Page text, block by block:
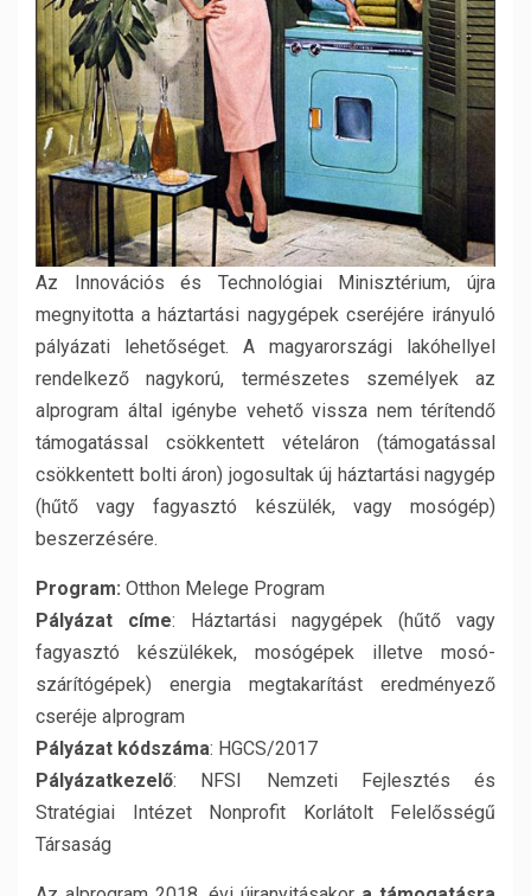
Az Innovációs és Technológiai Minisztérium, újra
megnyitotta a háztartási nagygépek cseréjére irányuló
pályázati lehetőséget. A magyarországi lakóhellyel
rendelkező nagykorú, természetes személyek az
alprogram által igénybe vehető vissza nem térítendő
támogatással csökkentett vételáron (támogatással
csökkentett bolti áron) jogosultak új háztartási nagygép
(hűtő vagy fagyasztó készülék, vagy mosógép)
beszerzésére.
Program: Otthon Melege Program
Pályázat címe: Háztartási nagygépek (hűtő vagy
fagyasztó készülékek, mosógépek illetve mosó-
szárítógépek) energia megtakarítást eredményező
cseréje alprogram
Pályázat kódszáma: HGCS/2017
Pályázatkezelő: NFSI Nemzeti Fejlesztés és
Stratégiai Intézet Nonprofit Korlátolt Felelősségű
Társaság